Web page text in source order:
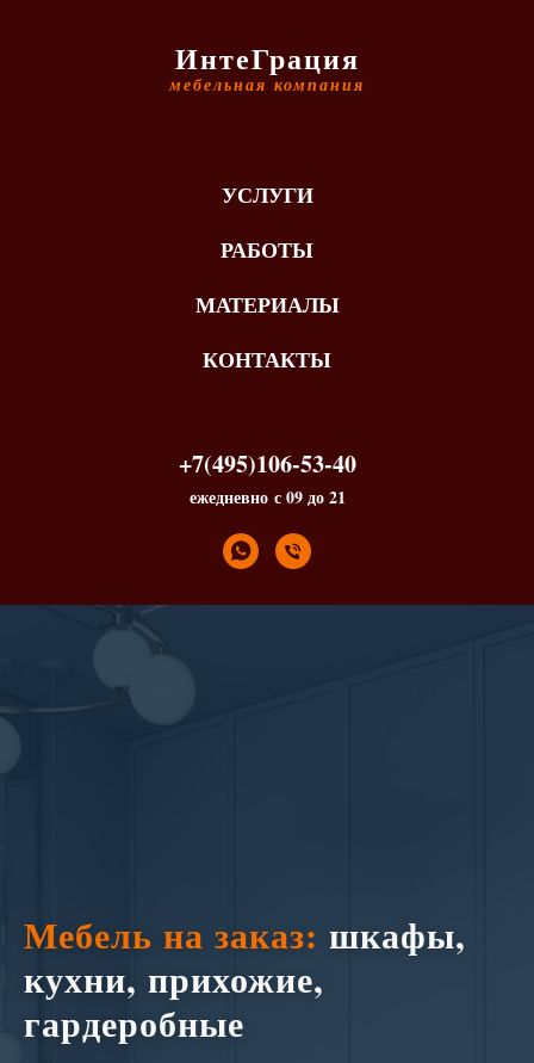
ИнтеГрация
мебельная компания
УСЛУГИ
РАБОТЫ
МАТЕРИАЛЫ
КОНТАКТЫ
+7(495)106-53-40
ежедневно с 09 до 21
Мебель на заказ: шкафы,
кухни, прихожие,
гардеробные